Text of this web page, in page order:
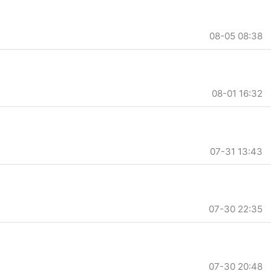
08-05 08:38
08-01 16:32
07-31 13:43
07-30 22:35
07-30 20:48